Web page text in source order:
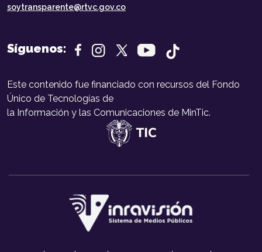
soytransparente@rtvc.gov.co
Síguenos:
Este contenido fue financiado con recursos del Fondo
Único de Tecnologías de
la Información y las Comunicaciones de MinTic.